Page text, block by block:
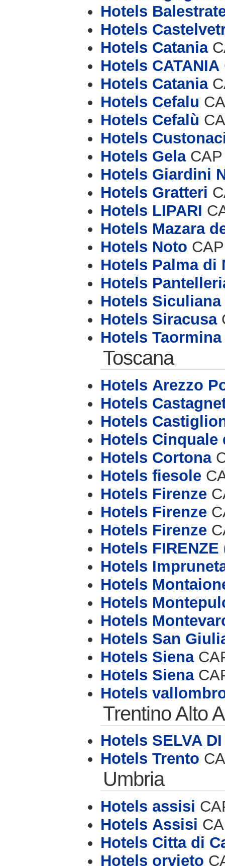
Hotels
Hotels
Hotels Catania
Hotels CATANIA
Hotels Catania
Hotels Cefalu
Hotels Cefalù
Hotels
Hotels GelaCAP
Hotels Giardini
Hotels Gratteri
Hotels LIPARI
Hotels Mazara
Hotels Noto
Hotels Palma di
Hotels
Hotels Siculiana
Hotels Siracusa
Hotels Taormina
Toscana
Hotels Arezzo
Hotels
Hotels
Hotels
Hotels Cortona
Hotels fiesole
Hotels Firenze
Hotels Firenze
Hotels Firenze
Hotels FIRENZE
Hotels
Hotels
Hotels
Hotels
Hotels San
Hotels Siena
Hotels Siena
Hotels
Trentino Alto
Hotels SELVA
Hotels Trento
Umbria
Hotels assisi
Hotels Assisi
Hotels Citta di
Hotels orvieto